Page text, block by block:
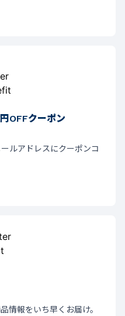
OFFクーポン
ルアドレスにクーポンコ
情報をいち早くお届け。